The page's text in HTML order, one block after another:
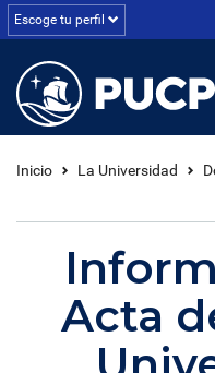
Escoge tu perfil
Inicio La Universidad
Acta